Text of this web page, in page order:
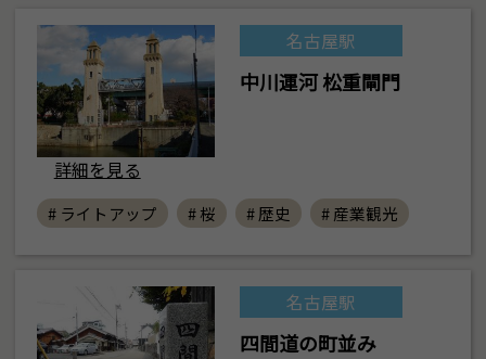
名古屋駅
中川運河 松重閘門
詳細を見る
# ライトアップ # 桜 # 歴史 # 産業観光
名古屋駅
四間道の町並み